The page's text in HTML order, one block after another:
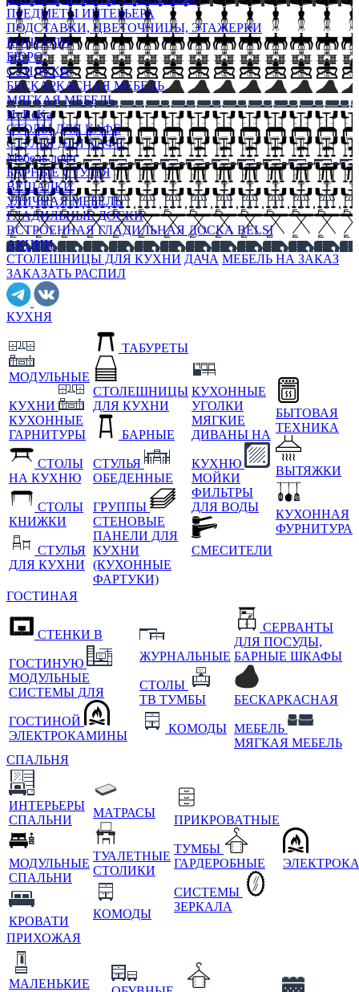
ПРЕДМЕТЫ ИНТЕРЬЕРА
ПОДСТАВКИ, ЦВЕТОЧНИЦЫ, ЭТАЖЕРКИ
КОНСОЛИ
БЮРО
СУНДУКИ
БЕСКАРКАСНАЯ МЕБЕЛЬ
МЯГКАЯ МЕБЕЛЬ
HoReKa
СТОЛЫ ДЛЯ КАФЕ
СТУЛЬЯ ДЛЯ КАФЕ
Мебель лофт
БАРНЫЕ СТУЛЬЯ
ВЕШАЛКИ
УЛИЧНАЯ МЕБЕЛЬ
ГЛАДИЛЬНЫЕ ДОСКИ
ВСТРОЕННАЯ ГЛАДИЛЬНАЯ ДОСКА BELSI
АКЦИИ
СТОЛЕШНИЦЫ ДЛЯ КУХНИ ДАЧА МЕБЕЛЬ НА ЗАКАЗ
ЗАКАЗАТЬ РАСПИЛ
КУХНЯ
МОДУЛЬНЫЕ
КУХНИ
КУХОННЫЕ
ГАРНИТУРЫ
СТОЛЫ
НА КУХНЮ
СТОЛЫ
КНИЖКИ
СТУЛЬЯ
ДЛЯ КУХНИ
ТАБУРЕТЫ
СТОЛЕШНИЦЫ
ДЛЯ КУХНИ
БАРНЫЕ
СТУЛЬЯ
ОБЕДЕННЫЕ
ГРУППЫ
СТЕНОВЫЕ
ПАНЕЛИ ДЛЯ
КУХНИ
(КУХОННЫЕ
ФАРТУКИ)
КУХОННЫЕ
УГОЛКИ
МЯГКИЕ
ДИВАНЫ НА
КУХНЮ
МОЙКИ
ФИЛЬТРЫ
ДЛЯ ВОДЫ
СМЕСИТЕЛИ
БЫТОВАЯ
ТЕХНИКА
ВЫТЯЖКИ
КУХОННАЯ
ФУРНИТУРА
ГОСТИНАЯ
СТЕНКИ В
ГОСТИНУЮ
МОДУЛЬНЫЕ
СИСТЕМЫ ДЛЯ
ГОСТИНОЙ
ЭЛЕКТРОКАМИНЫ
ЖУРНАЛЬНЫЕ
СТОЛЫ
ТВ ТУМБЫ
КОМОДЫ
СЕРВАНТЫ
ДЛЯ ПОСУДЫ,
БАРНЫЕ ШКАФЫ
БЕСКАРКАСНАЯ
МЕБЕЛЬ
МЯГКАЯ МЕБЕЛЬ
СПАЛЬНЯ
ИНТЕРЬЕРЫ
СПАЛЬНИ
МОДУЛЬНЫЕ
СПАЛЬНИ
КРОВАТИ
МАТРАСЫ
ТУАЛЕТНЫЕ
СТОЛИКИ
КОМОДЫ
ПРИКРОВАТНЫЕ
ТУМБЫ
ГАРДЕРОБНЫЕ
СИСТЕМЫ
ЗЕРКАЛА
ПРИХОЖАЯ
МАЛЕНЬКИЕ